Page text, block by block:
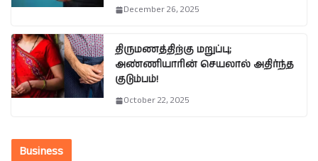
December 26, 2025
திருமணத்திற்கு மறுப்பு;
அண்ணியாரின் செயலால் அதிர்ந்த
குடும்பம்!
October 22, 2025
Business